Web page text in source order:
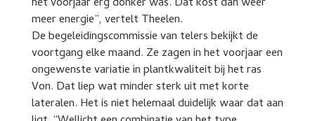
meer energie”, vertelt Theelen.
De begeleidingscommissie van telers bekijkt de
voortgang elke maand. Ze zagen in het voorjaar een
ongewenste variatie in plantkwaliteit bij het ras
Von. Dat liep wat minder sterk uit met korte
lateralen. Het is niet helemaal duidelijk waar dat aan